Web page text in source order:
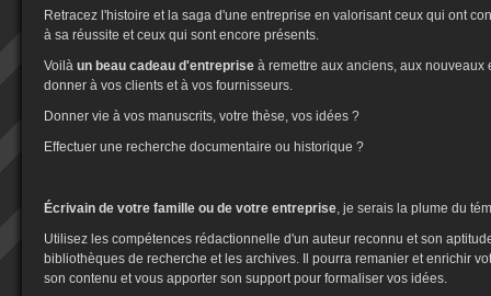
Retracez l'histoire et la saga d'une entreprise en valorisant ceux qui ont
à sa réussite et ceux qui sont encore présents.
Voilà un beau cadeau d'entreprise à remettre aux anciens, aux nouveaux
donner à vos clients et à vos fournisseurs.
Donner vie à vos manuscrits, votre thèse, vos idées ?
Effectuer une recherche documentaire ou historique ?
Écrivain de votre famille ou de votre entreprise, je serais la plume du
Utilisez les compétences rédactionnelle d'un auteur reconnu et son
bibliothèques de recherche et les archives. Il pourra remanier et enrichir
son contenu et vous apporter son support pour formaliser vos idées.